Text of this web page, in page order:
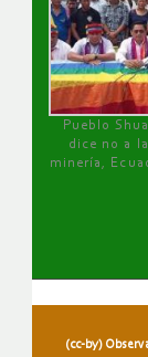
Pueblo
dice no a la
minería,
(cc-by)